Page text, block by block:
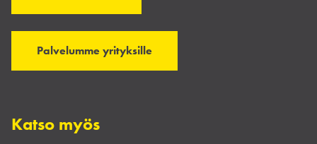
Palvelumme yrityksille
Katso myös